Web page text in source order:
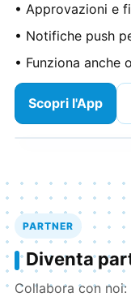
• Approvazioni e
• Notifiche push
• Funziona anche
Scopri l'App
PARTNER
Diventa
Collabora con